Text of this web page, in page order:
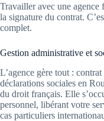
Travailler avec une agence
la signature du contrat.
complet.
Gestion administrative et
L’agence gère tout :
déclarations sociales en
du droit français. Elle
personnel, libérant votre
cas particuliers